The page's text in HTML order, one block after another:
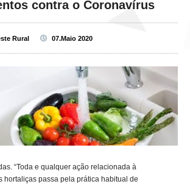
contra o Coronavírus
Rural 07.Maio 2020
“Toda e qualquer ação relacionada à
hortaliças passa pela prática habitual de